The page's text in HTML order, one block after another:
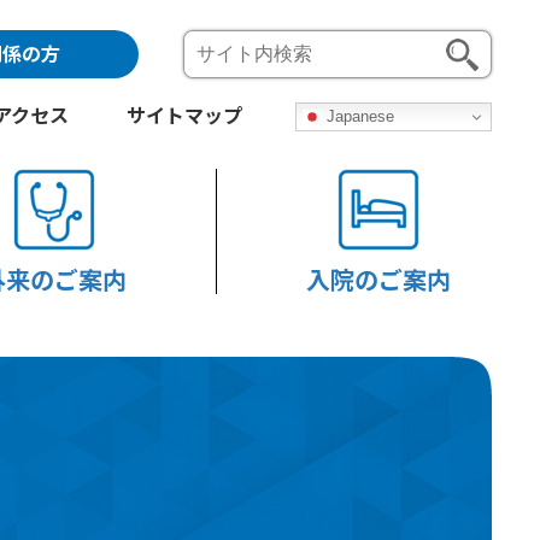
のご案内 入院のご案内
クセス サイトマップ Japanese
の方